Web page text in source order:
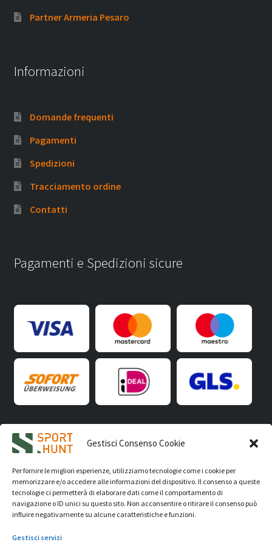
Gestisci Consenso Cookie
Per fornire le migliori esperienze, utilizziamo tecnologie come i cookie per
memorizzare e/o accedere alle informazioni del dispositivo. Il consenso a queste
tecnologie ci permetterà di elaborare dati come il comportamento di
navigazione o ID unici su questo sito. Non acconsentire o ritirare il consenso può
influire negativamente su alcune caratteristiche e funzioni.
Gestisci servizi
Partner Armeria Pesaro
Informazioni
Domande frequenti
Pagamenti
Spedizioni
Tracciamento ordine
Contatti
Pagamenti e Spedizioni sicure
iVision Communication S.r.l.
- P.Iva 04233830407 - REA: RN
331582 Copyright 2026. Tutti i diritti riservati.
© Sport Hunt 2026